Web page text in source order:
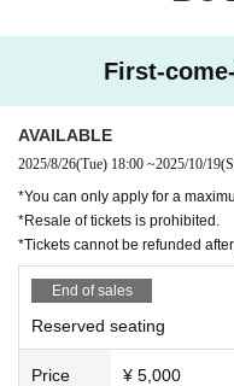
い場合があります。余裕を持っ
・客席内での飲食はお断りいた
電源はお切りください。また、
合、データ削除のうえご退場い
承ください。
・終演後は規制退場を実施いた
席でお待ちください。
・出演者へのお手紙・プレゼン
じめご了承ください。
・車いすをご利用の方は事前に
上記の注意事項をお守りいただ
First-
AVAILABLE
2025/8/26(Tue) 18:00 ~2025/10/19
*You can only apply for a
*Resale of tickets is prohibited.
*Tickets cannot be refunded
End of sales
Reserved seating
Price ¥ 5,000